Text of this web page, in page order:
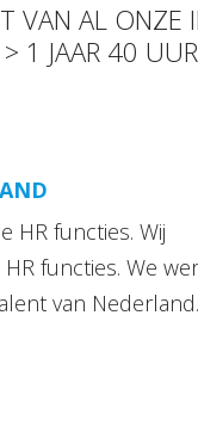
VAN AL ONZE
1 JAAR 40
HR functies. Wij
functies. We
van Nederland.